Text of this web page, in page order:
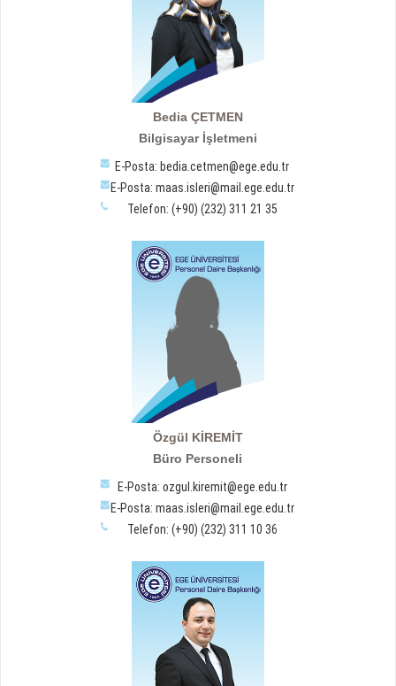
Bedia ÇETMEN
Bilgisayar İşletmeni
E-Posta: bedia.cetmen@ege.edu.tr
E-Posta: maas.isleri@mail.ege.edu.tr
Telefon: (+90) (232) 311 21 35
Özgül KİREMİT
Büro Personeli
E-Posta: ozgul.kiremit@ege.edu.tr
E-Posta: maas.isleri@mail.ege.edu.tr
Telefon: (+90) (232) 311 10 36